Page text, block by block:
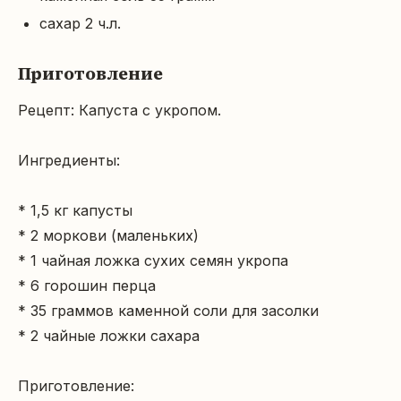
сахар 2 ч.л.
Приготовление
Рецепт: Капуста с укропом.
Ингредиенты:
* 1,5 кг капусты
* 2 моркови (маленьких)
* 1 чайная ложка сухих семян укропа
* 6 горошин перца
* 35 граммов каменной соли для засолки
* 2 чайные ложки сахара
Приготовление: